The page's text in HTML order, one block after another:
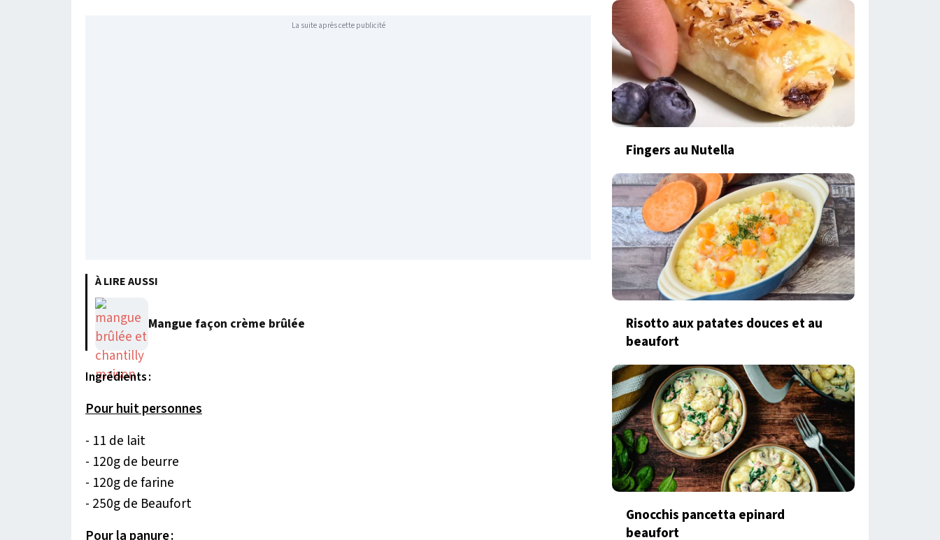
La suite après cette publicité
À LIRE AUSSI
Mangue façon crème brûlée
Ingrédients :
Pour huit personnes
- 11 de lait
- 120g de beurre
- 120g de farine
- 250g de Beaufort
Pour la panure :
Fingers au Nutella
Risotto aux patates douces et au
beaufort
Gnocchis pancetta epinard
beaufort